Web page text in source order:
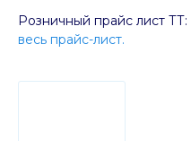
Розничный прайс лист ТТ:
весь прайс-лист.